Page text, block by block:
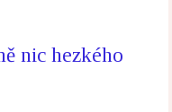
nic hezkého